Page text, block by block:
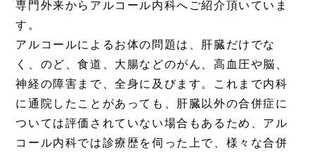
専門外来からアルコール内科へご紹介頂いていま
す。
アルコールによるお体の問題は、肝臓だけ​でな
く、のど、食道、大腸などのがん、​高血圧や脳、
神経の障害まで、全身に及びます。​これまで内科
に通院したことがあっても、肝臓以外の合併症に
ついては評価されていない場合もあるため、アル
コール内科では診療歴を伺った上で、様々な合併